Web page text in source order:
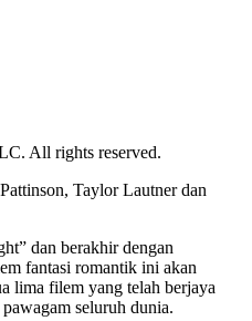
All rights reserved.
Taylor Lautner dan
dan berakhir dengan
fantasi romantik ini akan
lima filem yang telah berjaya
seluruh dunia.